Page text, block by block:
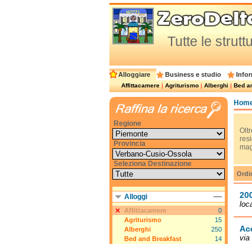
Tutte le
Alloggiare Business e studio
Affittacamere|Agriturismo|Alberghi|Bed
via
Regione
Provincia
Seleziona Destinazione
Alloggi
Affittacamere
0
Agriturismo
15
Alberghi
250
Bed and Breakfast
14